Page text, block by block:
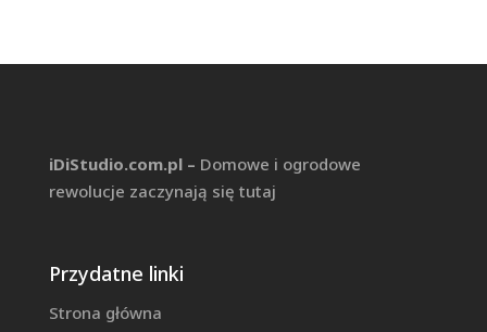
iDiStudio.com.pl – Domowe i ogrodowe
rewolucje zaczynają się tutaj
Przydatne linki
Strona główna